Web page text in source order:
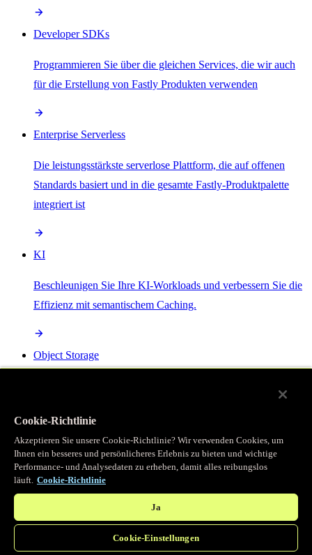
Developer SDKs
Programmieren Sie über die gleichen Services, die wir auch
für die Erstellung von Fastly Produkten verwenden
Enterprise Serverless
Die leistungsstärkste serverlose Plattform, die auf offenen
Standards basiert und in die gesamte Fastly-Produktpalette
integriert ist
KI
Beschleunigen Sie Ihre KI-Workloads und verbessern Sie die
Effizienz mit semantischem Caching.
Object Storage
Programmierbarer Cache
Erhalten Sie vollständigen programmatischen Zugriff auf das
legendäre Caching, das unser CDN antreibt.
Cookie-Richtlinie
Akzeptieren Sie unsere Cookie-Richtlinie? Wir verwenden Cookies, um
Ihnen ein besseres und persönlicheres Erlebnis zu bieten und wichtige
Performance- und Analysedaten zu erheben, damit alles reibungslos
läuft. Cookie-Richtlinie
Ja
Cookie-Einstellungen